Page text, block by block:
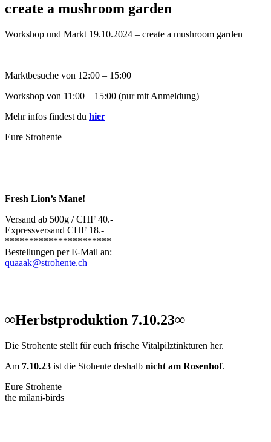
create a mushroom garden
Workshop und Markt 19.10.2024 – create a mushroom garden
Marktbesuche von 12:00 – 15:00
Workshop von 11:00 – 15:00 (nur mit Anmeldung)
Mehr infos findest du hier
Eure Strohente
Fresh Lion’s Mane!
Versand ab 500g / CHF 40.-
Expressversand CHF 18.-
**********************
Bestellungen per E-Mail an:
quaaak@strohente.ch
∞Herbstproduktion 7.10.23∞
Die Strohente stellt für euch frische Vitalpilztinkturen her.
Am 7.10.23 ist die Stohente deshalb nicht am Rosenhof.
Eure Strohente
the milani-birds